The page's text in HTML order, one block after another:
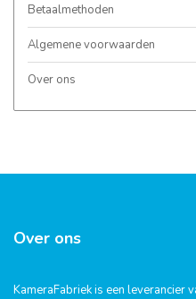
Betaalmethoden
Algemene voorwaarden
Over ons
Over ons
KameraFabriek is een leverancier